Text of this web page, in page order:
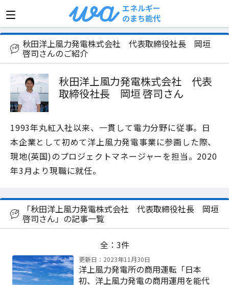
エネルギー
のまち能代
お話を聞いた方一覧 > 秋田洋上風力発電株式会社
秋田洋上風力発電株式会社 代表取締役社長 岡垣
啓司さんのご紹介
秋田洋上風力発電株式会社 代表
取締役社長 岡垣 啓司さん
1993年丸紅入社以来、一貫して電力分野に従事。日
本企業として初めて洋上風力発電事業に参画した際、
現地(英国)のプロジェクトマネージャーを担当。2020
年3月より現職に就任。
「秋田洋上風力発電株式会社 代表取締役社長 岡垣
啓司さん」の記事一覧
全：3件
更新日：2023年11月30日
洋上風力発電所の商用運転「日本
初、洋上風力発電の商用運用を能代